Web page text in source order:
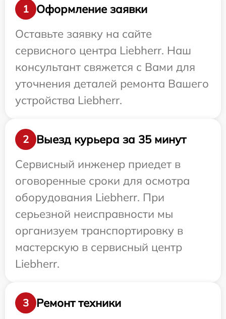
1
Оформление заявки
Оставьте заявку на сайте
сервисного центра Liebherr. Наш
консультант свяжется с Вами для
уточнения деталей ремонта Вашего
устройства Liebherr.
2
Выезд курьера за 35 минут
Сервисный инженер приедет в
оговоренные сроки для осмотра
оборудования Liebherr. При
серьезной неисправности мы
организуем транспортировку в
мастерскую в сервисный центр
Liebherr.
3 Ремонт техники